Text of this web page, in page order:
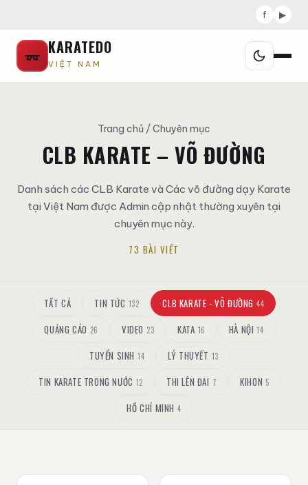
f ▶
KARATEDO
VIỆT NAM
Trang chủ / Chuyên mục
CLB KARATE – VÕ ĐƯỜNG
Danh sách các CLB Karate và Các võ đường dạy Karate
tại Việt Nam được Admin cập nhật thường xuyên tại
chuyên mục này.
73 BÀI VIẾT
TẤT CẢ TIN TỨC 132 CLB KARATE - VÕ ĐƯỜNG 44
QUẢNG CÁO 26 VIDEO 23 KATA 16 HÀ NỘI 14
TUYỂN SINH 14 LÝ THUYẾT 13
TIN KARATE TRONG NƯỚC 12 THI LÊN ĐAI 7 KIHON 5
HỒ CHÍ MINH 4